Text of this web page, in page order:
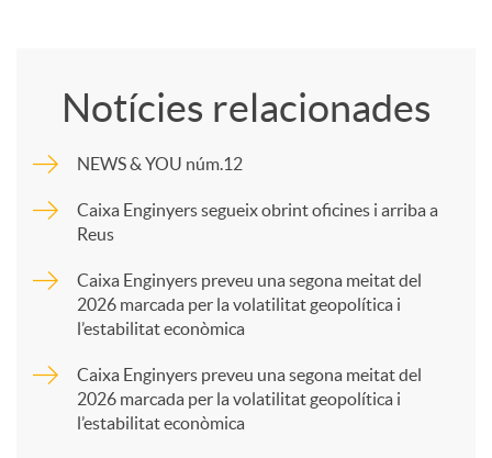
m
p
a
Notícies relacionades
NEWS & YOU núm.12
Caixa Enginyers segueix obrint oficines i arriba a
Reus
Caixa Enginyers preveu una segona meitat del
2026 marcada per la volatilitat geopolítica i
l’estabilitat econòmica
Caixa Enginyers preveu una segona meitat del
2026 marcada per la volatilitat geopolítica i
l’estabilitat econòmica